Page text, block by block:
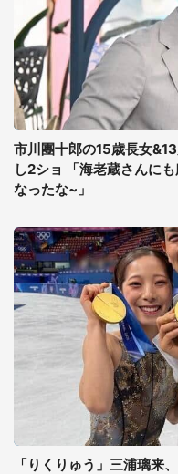
市川團十郎の15歳長女
し2ショ 「海老蔵さんに
なったな~」
「りくりゅう」三浦璃来